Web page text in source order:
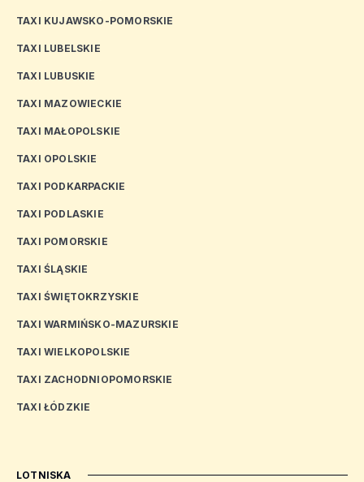
TAXI KUJAWSKO-POMORSKIE
TAXI LUBELSKIE
TAXI LUBUSKIE
TAXI MAZOWIECKIE
TAXI MAŁOPOLSKIE
TAXI OPOLSKIE
TAXI PODKARPACKIE
TAXI PODLASKIE
TAXI POMORSKIE
TAXI ŚLĄSKIE
TAXI ŚWIĘTOKRZYSKIE
TAXI WARMIŃSKO-MAZURSKIE
TAXI WIELKOPOLSKIE
TAXI ZACHODNIOPOMORSKIE
TAXI ŁÓDZKIE
LOTNISKA